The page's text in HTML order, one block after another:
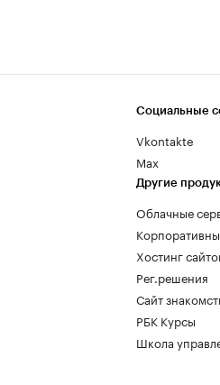
Социальные
Vkontakte
Max
Другие
Облачные
Хостинг
Рег.решения
Сайт
РБК Курсы
Школа